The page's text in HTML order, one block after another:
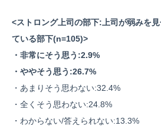
<ストロング上司の部下:上司が弱みを
ている部下(n=105)>
・非常にそう思う:2.9%
・ややそう思う:26.7%
・あまりそう思わない:32.4%
・全くそう思わない:24.8%
・わからない/答えられない:13.3%